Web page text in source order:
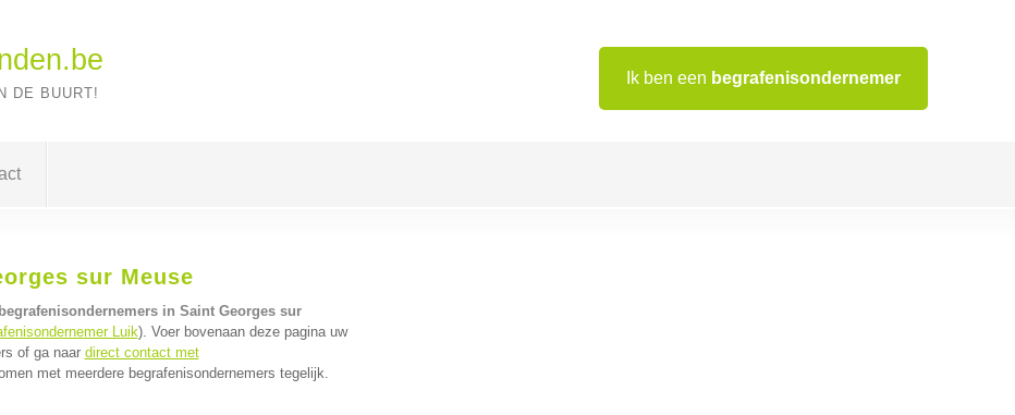
Ik ben een begrafenisondernemer
DE BUURT!
sur Meuse
begrafenisondernemers in Saint Georges sur
Luik). Voer bovenaan deze pagina uw
of ga naar direct contact met
met meerdere begrafenisondernemers tegelijk.